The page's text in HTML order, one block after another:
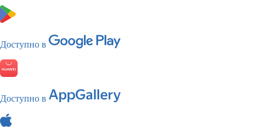
Доступно в
Доступно в